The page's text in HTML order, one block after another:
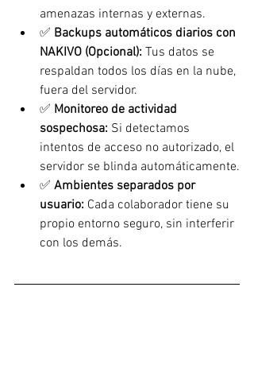
amenazas internas y externas.
✅ Backups automáticos diarios con
NAKIVO (Opcional): Tus datos se
respaldan todos los días en la nube,
fuera del servidor.
✅ Monitoreo de actividad
sospechosa: Si detectamos
intentos de acceso no autorizado, el
servidor se blinda automáticamente.
✅ Ambientes separados por
usuario: Cada colaborador tiene su
propio entorno seguro, sin interferir
con los demás.